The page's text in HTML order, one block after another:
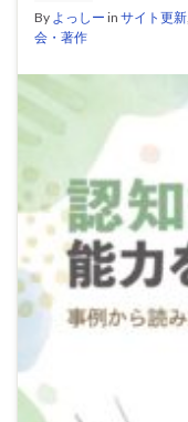
By よっしー in サイト更新
会・著作